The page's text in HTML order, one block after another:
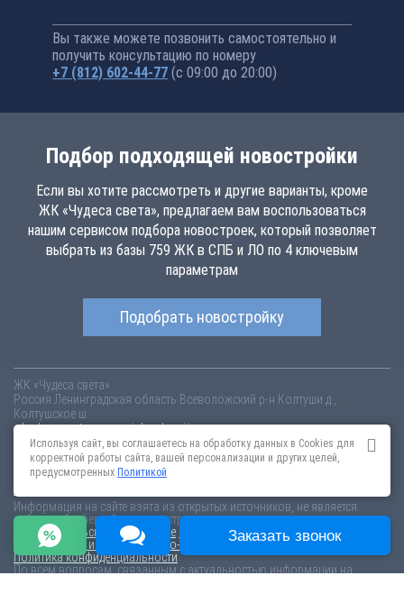
Вы также можете позвонить самостоятельно и
получить консультацию по номеру
+7 (812) 602-44-77 (с 09:00 до 20:00)
Подбор подходящей новостройки
Если вы хотите рассмотреть и другие варианты, кроме
ЖК «Чудеса света», предлагаем вам воспользоваться
нашим сервисом подбора новостроек, который позволяет
выбрать из базы 759 ЖК в СПБ и ЛО по 4 ключевым
параметрам
Подобрать новостройку
ЖК «Чудеса света»
Россия Ленинградская область Всеволожский р-н Колтуши д.,
Колтушское ш.
chudesa-sveta.novopoisk.spb.ruКупить квартиру в новом жилом
комплексе «Чудеса света» от «УНИСТО Петросталь » во Всеволожском
районе. Квартиры различных планировок от 2.18 млн рублей!
Информация на сайте взята из открытых источников, не является
публичной офертой и распространяется для ознакомления.
Пользовательское соглашение
Соглашение о размещении
Пояснение об информационно-рекламном характере сведений
Политика конфиденциальности
По всем вопросам, связанным с актуальностью информации на
Используя сайт, вы соглашаетесь на обработку данных в Cookies для
корректной работы сайта, вашей персонализации и других целей,
предусмотренных Политикой
Заказать звонок